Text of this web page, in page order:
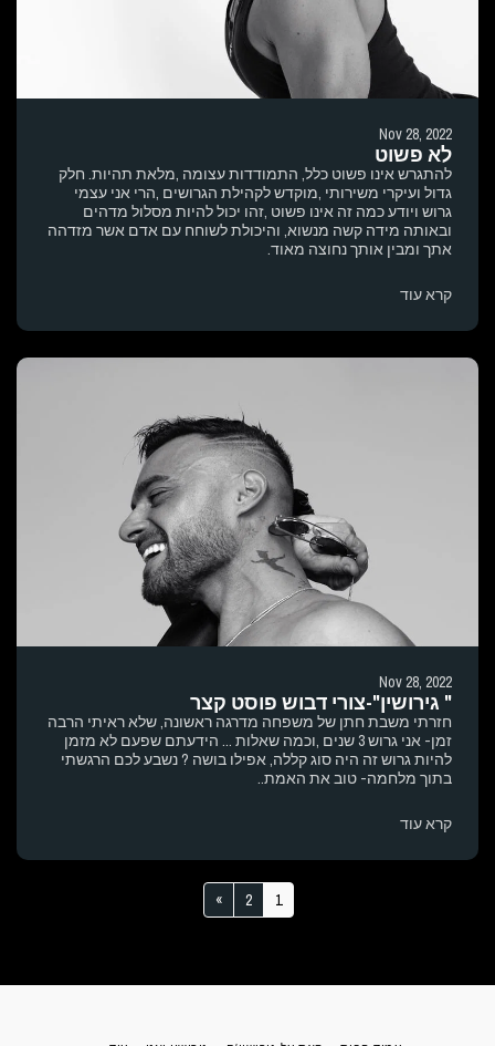
Nov 28, 2022
לא פשוט
להתגרש אינו פשוט כלל, התמודדות עצומה ,מלאת תהיות. חלק
גדול ועיקרי משירותי ,מוקדש לקהילת הגרושים ,הרי אני עצמי
גרוש ויודע כמה זה אינו פשוט ,זהו יכול להיות מסלול מדהים
ובאותה מידה קשה מנשוא, והיכולת לשוחח עם אדם אשר מזדהה
אתך ומבין אותך נחוצה מאוד.
קרא עוד
Nov 28, 2022
" גירושין"-צורי דבוש פוסט קצר
חזרתי משבת חתן של משפחה מדרגה ראשונה, שלא ראיתי הרבה
זמן- אני גרוש 3 שנים ,וכמה שאלות ... הידעתם שפעם לא מזמן
להיות גרוש זה היה סוג קללה, אפילו בושה ? נשבע לכם הרגשתי
בתוך מלחמה- טוב את האמת..
קרא עוד
1
2
»